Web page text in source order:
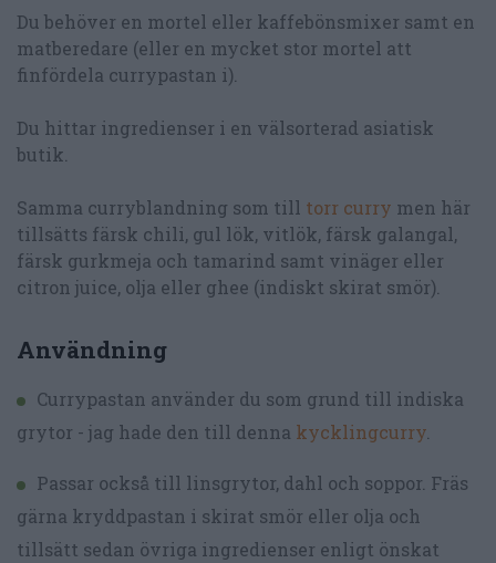
Du behöver en mortel eller kaffebönsmixer samt en
matberedare (eller en mycket stor mortel att
finfördela currypastan i).
Du hittar ingredienser i en välsorterad asiatisk
butik.
Samma curryblandning som till torr curry men här
tillsätts färsk chili, gul lök, vitlök, färsk galangal,
färsk gurkmeja och tamarind samt vinäger eller
citron juice, olja eller ghee (indiskt skirat smör).
Användning
Currypastan använder du som grund till indiska
grytor - jag hade den till denna kycklingcurry.
Passar också till linsgrytor, dahl och soppor. Fräs
gärna kryddpastan i skirat smör eller olja och
tillsätt sedan övriga ingredienser enligt önskat